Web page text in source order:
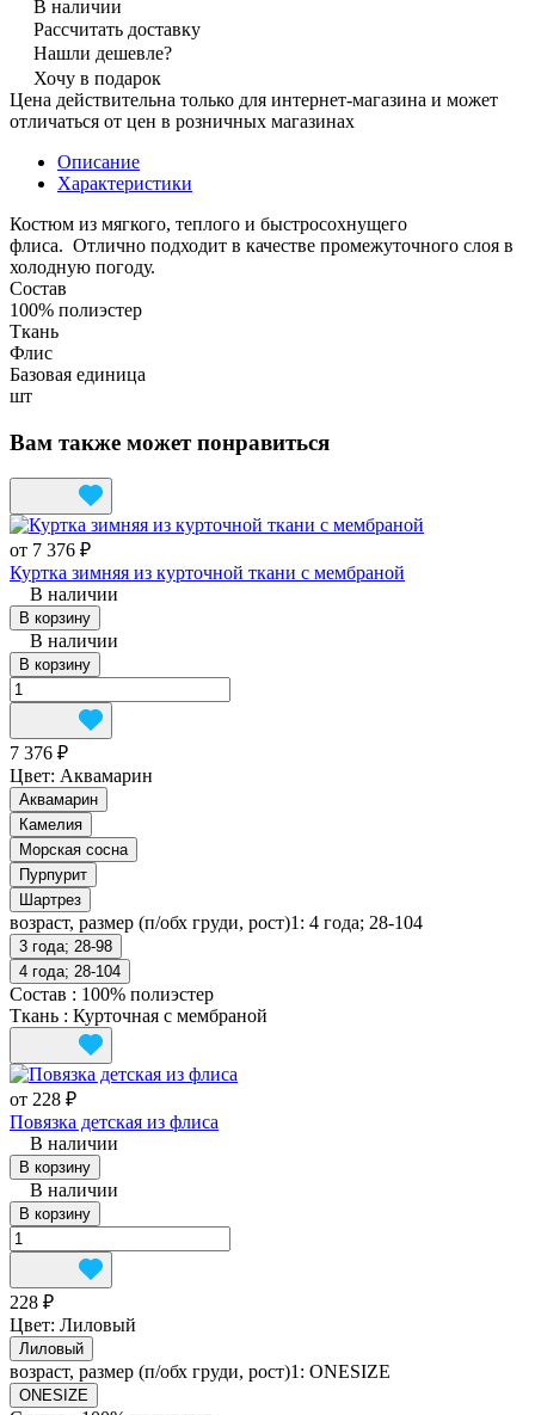
В наличии
Рассчитать доставку
Нашли дешевле?
Хочу в подарок
Цена действительна только для интернет-магазина и может
отличаться от цен в розничных магазинах
Описание
Характеристики
Костюм из мягкого, теплого и быстросохнущего
флиса. Отлично подходит в качестве промежуточного слоя в
холодную погоду.
Состав
100% полиэстер
Ткань
Флис
Базовая единица
шт
Вам также может понравиться
от 7 376 ₽
Куртка зимняя из курточной ткани с мембраной
В наличии
В корзину
В наличии
В корзину
7 376 ₽
Цвет: Аквамарин
Аквамарин
Камелия
Морская сосна
Пурпурит
Шартрез
возраст, размер (п/обх груди, рост)1: 4 года; 28-104
3 года; 28-98
4 года; 28-104
Состав : 100% полиэстер
Ткань : Курточная с мембраной
от 228 ₽
Повязка детская из флиса
В наличии
В корзину
В наличии
В корзину
228 ₽
Цвет: Лиловый
Лиловый
возраст, размер (п/обх груди, рост)1: ONESIZE
ONESIZE